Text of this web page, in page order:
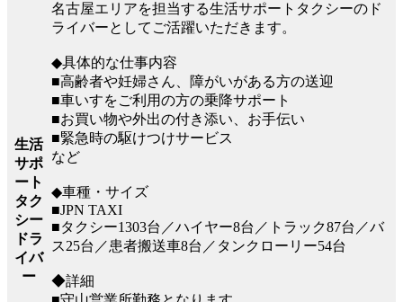
生活
サポ
ート
タク
シー
ドラ
イバ
ー
名古屋エリアを担当する生活サポートタクシーのド
ライバーとしてご活躍いただきます。
◆具体的な仕事内容
■高齢者や妊婦さん、障がいがある方の送迎
■車いすをご利用の方の乗降サポート
■お買い物や外出の付き添い、お手伝い
■緊急時の駆けつけサービス
など
◆車種・サイズ
■JPN TAXI
■タクシー1303台／ハイヤー8台／トラック87台／バ
ス25台／患者搬送車8台／タンクローリー54台
◆詳細